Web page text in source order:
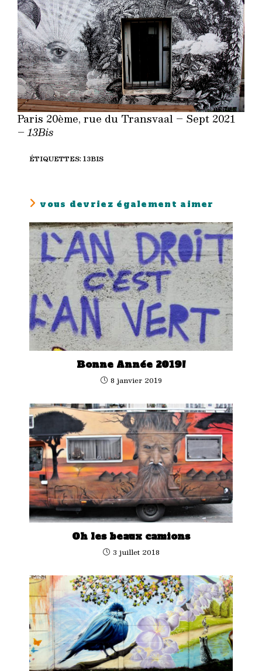
Paris 20ème, rue du Transvaal – Sept 2021
–13Bis
ÉTIQUETTES:13BIS
vous devriez également aimer
Bonne Année 2019!
8 janvier 2019
Oh les beaux camions
3 juillet 2018